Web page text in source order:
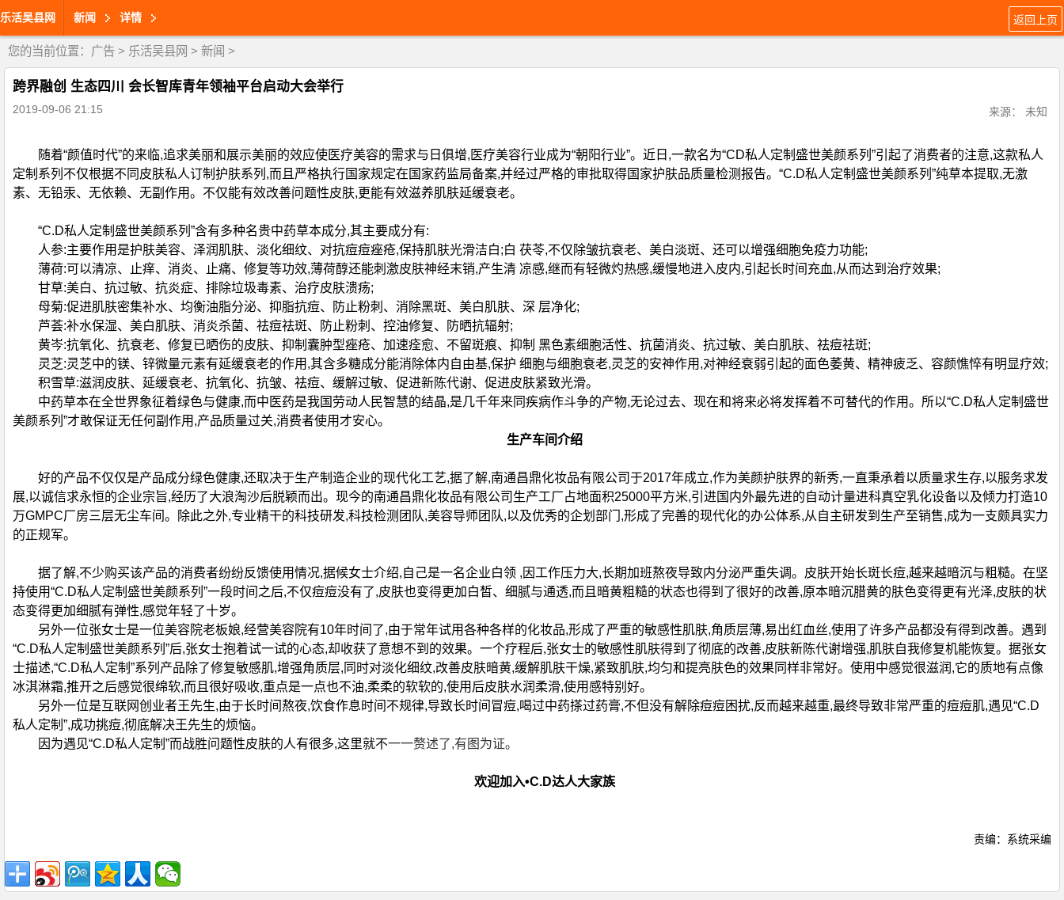
乐活吴县网 新闻 详情 返回上页
您的当前位置： 广告 > 乐活吴县网 > 新闻 >
跨界融创 生态四川 会长智库青年领袖平台启动大会举行
2019-09-06 21:15 来源： 未知
随着“颜值时代”的来临,追求美丽和展示美丽的效应使医疗美容的需求与日俱增,医疗美容行业成为“朝阳行业”。近日,一款名为“CD私人定制盛世美颜系列”引起了消费者的注意,这款私人
定制系列不仅根据不同皮肤私人订制护肤系列,而且严格执行国家规定在国家药监局备案,并经过严格的审批取得国家护肤品质量检测报告。“C.D私人定制盛世美颜系列”纯草本提取,无激
素、无铅汞、无依赖、无副作用。不仅能有效改善问题性皮肤,更能有效滋养肌肤延缓衰老。
“C.D私人定制盛世美颜系列”含有多种名贵中药草本成分,其主要成分有:
人参:主要作用是护肤美容、泽润肌肤、淡化细纹、对抗痘痘痤疮,保持肌肤光滑洁白;白 茯苓,不仅除皱抗衰老、美白淡斑、还可以增强细胞免疫力功能;
薄荷:可以清凉、止痒、消炎、止痛、修复等功效,薄荷醇还能刺激皮肤神经末销,产生清 凉感,继而有轻微灼热感,缓慢地进入皮内,引起长时间充血,从而达到治疗效果;
甘草:美白、抗过敏、抗炎症、排除垃圾毒素、治疗皮肤溃疡;
母菊:促进肌肤密集补水、均衡油脂分泌、抑脂抗痘、防止粉刺、消除黑斑、美白肌肤、深 层净化;
芦荟:补水保湿、美白肌肤、消炎杀菌、祛痘祛斑、防止粉刺、控油修复、防晒抗辐射;
黄岑:抗氧化、抗衰老、修复已晒伤的皮肤、抑制囊肿型痤疮、加速痊愈、不留斑痕、抑制 黑色素细胞活性、抗菌消炎、抗过敏、美白肌肤、祛痘祛斑;
灵芝:灵芝中的镁、锌微量元素有延缓衰老的作用,其含多糖成分能消除体内自由基,保护 细胞与细胞衰老,灵芝的安神作用,对神经衰弱引起的面色萎黄、精神疲乏、容颜憔悴有明显疗效;
积雪草:滋润皮肤、延缓衰老、抗氧化、抗皱、祛痘、缓解过敏、促进新陈代谢、促进皮肤紧致光滑。
中药草本在全世界象征着绿色与健康,而中医药是我国劳动人民智慧的结晶,是几千年来同疾病作斗争的产物,无论过去、现在和将来必将发挥着不可替代的作用。所以“C.D私人定制盛世
美颜系列”才敢保证无任何副作用,产品质量过关,消费者使用才安心。
生产车间介绍
好的产品不仅仅是产品成分绿色健康,还取决于生产制造企业的现代化工艺,据了解,南通昌鼎化妆品有限公司于2017年成立,作为美颜护肤界的新秀,一直秉承着以质量求生存,以服务求发
展,以诚信求永恒的企业宗旨,经历了大浪淘沙后脱颖而出。现今的南通昌鼎化妆品有限公司生产工厂占地面积25000平方米,引进国内外最先进的自动计量进科真空乳化设备以及倾力打造10
万GMPC厂房三层无尘车间。除此之外,专业精干的科技研发,科技检测团队,美容导师团队,以及优秀的企划部门,形成了完善的现代化的办公体系,从自主研发到生产至销售,成为一支颇具实力
的正规军。
据了解,不少购买该产品的消费者纷纷反馈使用情况,据候女士介绍,自己是一名企业白领 ,因工作压力大,长期加班熬夜导致内分泌严重失调。皮肤开始长斑长痘,越来越暗沉与粗糙。在坚
持使用“C.D私人定制盛世美颜系列”一段时间之后,不仅痘痘没有了,皮肤也变得更加白皙、细腻与通透,而且暗黄粗糙的状态也得到了很好的改善,原本暗沉腊黄的肤色变得更有光泽,皮肤的状
态变得更加细腻有弹性,感觉年轻了十岁。
另外一位张女士是一位美容院老板娘,经营美容院有10年时间了,由于常年试用各种各样的化妆品,形成了严重的敏感性肌肤,角质层薄,易出红血丝,使用了许多产品都没有得到改善。遇到
“C.D私人定制盛世美颜系列”后,张女士抱着试一试的心态,却收获了意想不到的效果。一个疗程后,张女士的敏感性肌肤得到了彻底的改善,皮肤新陈代谢增强,肌肤自我修复机能恢复。据张女
士描述,“C.D私人定制”系列产品除了修复敏感肌,增强角质层,同时对淡化细纹,改善皮肤暗黄,缓解肌肤干燥,紧致肌肤,均匀和提亮肤色的效果同样非常好。使用中感觉很滋润,它的质地有点像
冰淇淋霜,推开之后感觉很绵软,而且很好吸收,重点是一点也不油,柔柔的软软的,使用后皮肤水润柔滑,使用感特别好。
另外一位是互联网创业者王先生,由于长时间熬夜,饮食作息时间不规律,导致长时间冒痘,喝过中药搽过药膏,不但没有解除痘痘困扰,反而越来越重,最终导致非常严重的痘痘肌,遇见“C.D
私人定制”,成功挑痘,彻底解决王先生的烦恼。
因为遇见“C.D私人定制”而战胜问题性皮肤的人有很多,这里就不一一赘述了,有图为证。
欢迎加入•C.D达人大家族
责编：系统采编